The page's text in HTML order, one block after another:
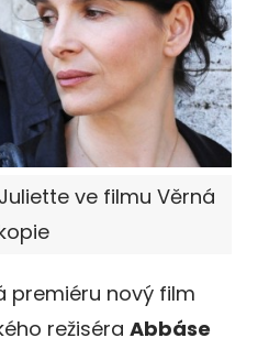
ve filmu Věrná
premiéru nový film
režiséra Abbáse